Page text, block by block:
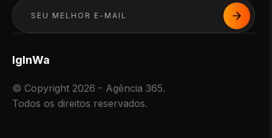
IgInWa
© Copyright 2026 - Agência 365.
Todos os direitos reservados.